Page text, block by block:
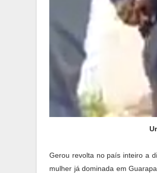
Gerou revolta no país inteiro a
mulher já dominada em